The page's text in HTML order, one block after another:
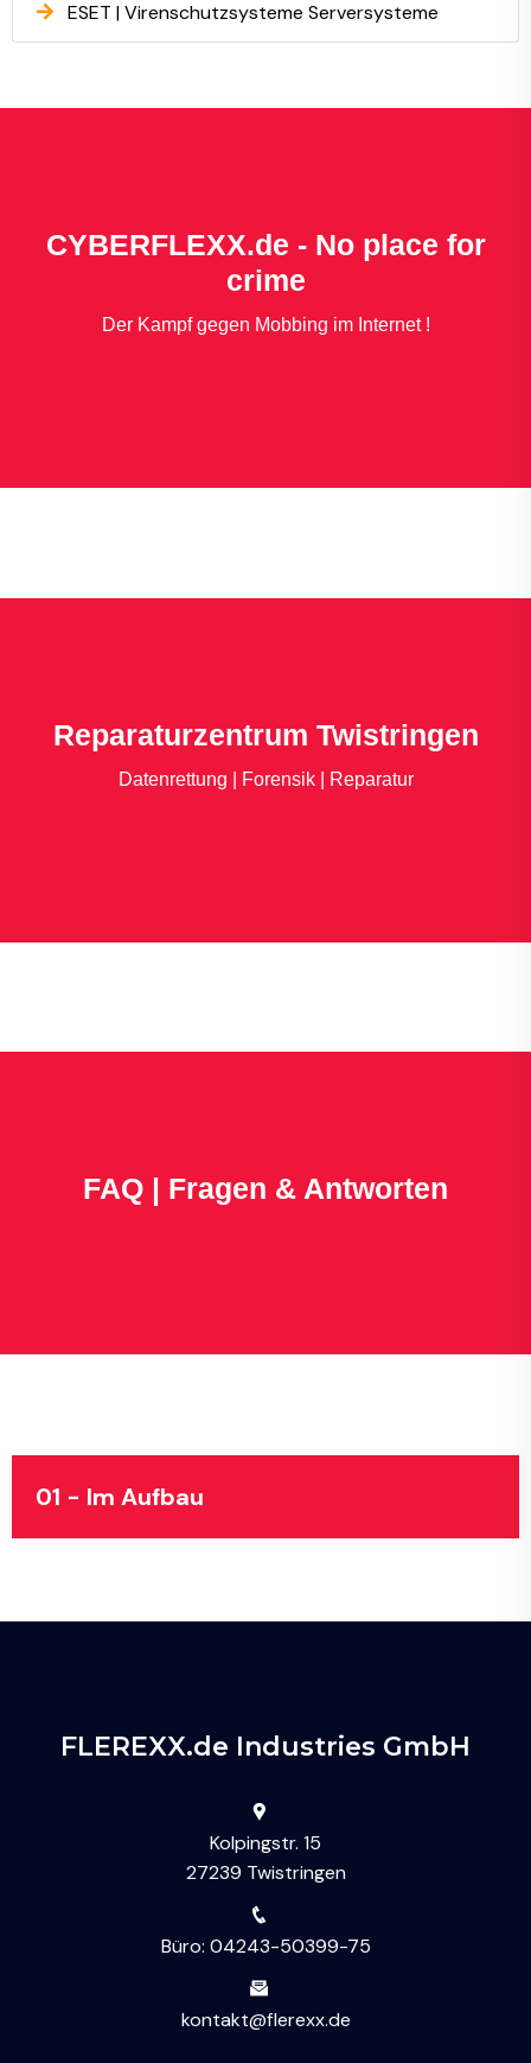
ESET | Virenschutzsysteme Serversysteme
CYBERFLEXX.de - No place for
crime
Der Kampf gegen Mobbing im Internet !
Reparaturzentrum Twistringen
Datenrettung | Forensik | Reparatur
FAQ | Fragen & Antworten
01 - Im Aufbau
FLEREXX.de Industries GmbH
Kolpingstr. 15
27239 Twistringen
Büro: 04243-50399-75
kontakt@flerexx.de